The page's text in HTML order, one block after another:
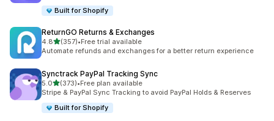
Built for Shopify
ReturnGO Returns & Exchanges
4.8滿分 5 顆星
(357)
共有 357 則評價
•Free trial available
Automate refunds and exchanges for a better return experience
Synctrack PayPal Tracking Sync
5.0滿分 5 顆星
(373)
共有 373 則評價
•Free plan available
Stripe & PayPal Sync Tracking to avoid PayPal Holds & Reserves
Built for Shopify